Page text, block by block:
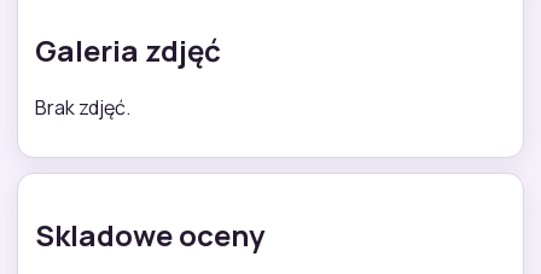
Galeria zdjęć
Brak zdjęć.
Skladowe oceny